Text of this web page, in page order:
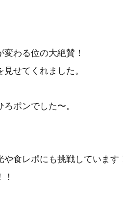
わる位の大絶賛！
せてくれました。
ポンでした〜。
食レポにも挑戦しています